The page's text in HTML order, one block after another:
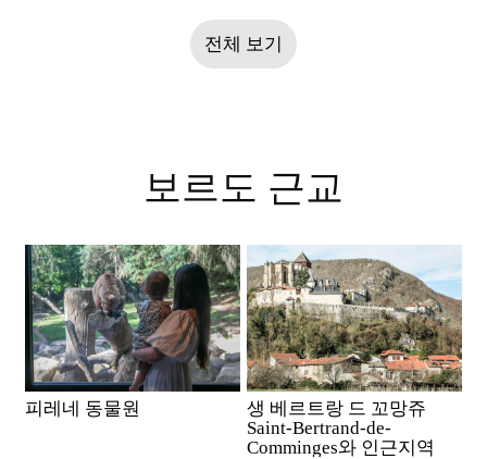
전체 보기
보르도 근교
피레네 동물원
생 베르트랑 드 꼬망쥬
Saint-Bertrand-de-
Comminges와 인근지역